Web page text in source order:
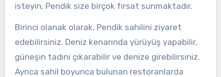
isteyin, Pendik size birçok fırsat sunmaktadır.
Birinci olanak olarak, Pendik sahilini ziyaret
edebilirsiniz. Deniz kenarında yürüyüş yapabilir,
güneşin tadını çıkarabilir ve denize girebilirsiniz.
Ayrıca sahil boyunca bulunan restoranlarda